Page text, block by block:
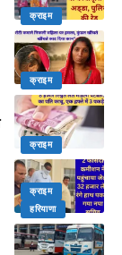
क्राइम
क्राइम
क्राइम
क्राइम
हरियाणा